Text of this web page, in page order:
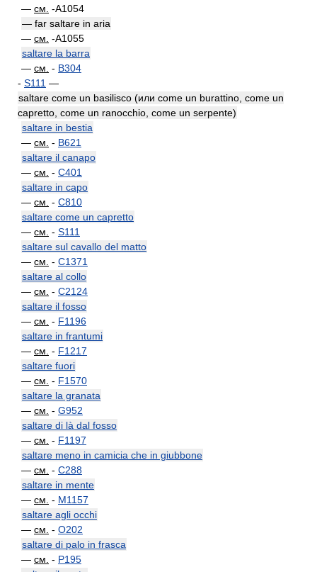
— см. -A1054
— far saltare in aria
— см. -A1055
saltare la barra
— см. - B304
- S111 —
saltare come un basilisco (или come un burattino, come un
capretto, come un ranocchio, come un serpente)
saltare in bestia
— см. - B621
saltare il canapo
— см. - C401
saltare in capo
— см. - C810
saltare come un capretto
— см. - S111
saltare sul cavallo del matto
— см. - C1371
saltare al collo
— см. - C2124
saltare il fosso
— см. - F1196
saltare in frantumi
— см. - F1217
saltare fuori
— см. - F1570
saltare la granata
— см. - G952
saltare di là dal fosso
— см. - F1197
saltare meno in camicia che in giubbone
— см. - C288
saltare in mente
— см. - M1157
saltare agli occhi
— см. - O202
saltare di palo in frasca
— см. - P195